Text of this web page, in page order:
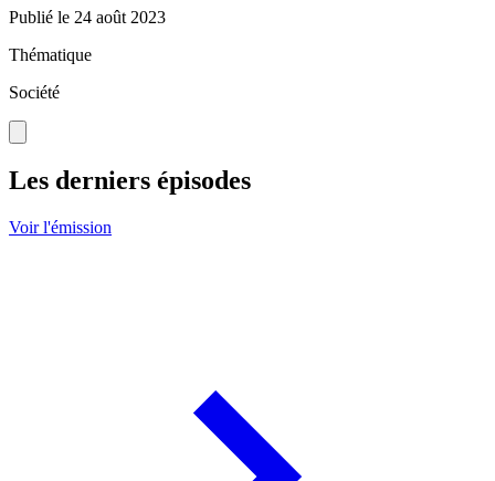
Publié le 24 août 2023
Thématique
Société
Les derniers épisodes
Voir l'émission